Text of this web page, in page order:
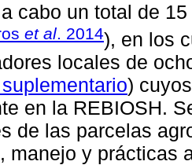
cabo un total de
et al . 2014), en los
locales de
)
en la REBIOSH.
de las parcelas
manejo y prácticas